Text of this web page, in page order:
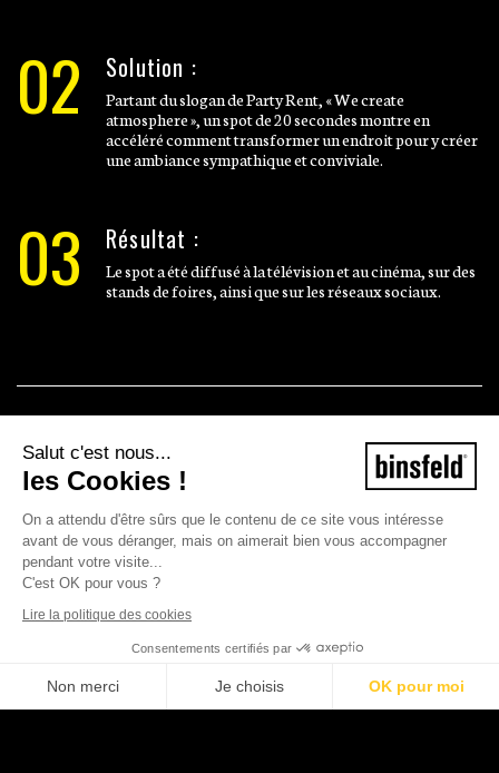
Salut c'est nous...
les Cookies !
On a attendu d'être sûrs que le contenu de ce site vous intéresse
avant de vous déranger, mais on aimerait bien vous accompagner
pendant votre visite...
C'est OK pour vous ?
Lire la politique des cookies
Consentements certifiés par
Non merci Je choisis OK pour moi
02 Solution :
Partant du slogan de Party Rent, « We create
atmosphere », un spot de 20 secondes montre en
accéléré comment transformer un endroit pour y créer
une ambiance sympathique et conviviale.
03 Résultat :
Le spot a été diffusé à la télévision et au cinéma, sur des
stands de foires, ainsi que sur les réseaux sociaux.
©2026 Binsfeld - Tous droits réservés